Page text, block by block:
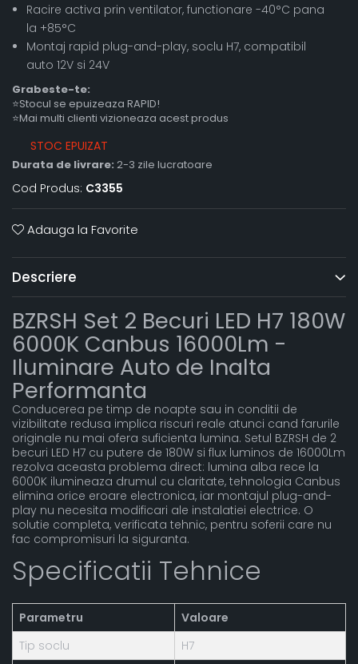
Racire activa prin ventilator, functionare -40°C pana
la +85°C
Montaj rapid plug-and-play, soclu H7, compatibil
auto 12V si 24V
Grabeste-te:
⭐Stocul se epuizeaza RAPID!
⭐Mai multi clienti vizioneaza acest produs
STOC EPUIZAT
Durata de livrare: 2-3 zile lucratoare
Cod Produs: C3355
Adauga la Favorite
Descriere
BZRSH Set 2 Becuri LED H7 180W
6000K Canbus 16000Lm -
Iluminare Auto de Inalta
Performanta
Conducerea pe timp de noapte sau in conditii de
vizibilitate redusa implica riscuri reale atunci cand farurile
originale nu mai ofera suficienta lumina. Setul BZRSH de 2
becuri LED H7 cu putere de 180W si flux luminos de 16000Lm
rezolva aceasta problema direct: lumina alba rece la
6000K ilumineaza drumul cu claritate, tehnologia Canbus
elimina orice eroare electronica, iar montajul plug-and-
play nu necesita modificari ale instalatiei electrice. O
solutie completa, verificata tehnic, pentru soferii care nu
fac compromisuri la siguranta.
Specificatii Tehnice
Parametru
Valoare
Tip soclu
H7